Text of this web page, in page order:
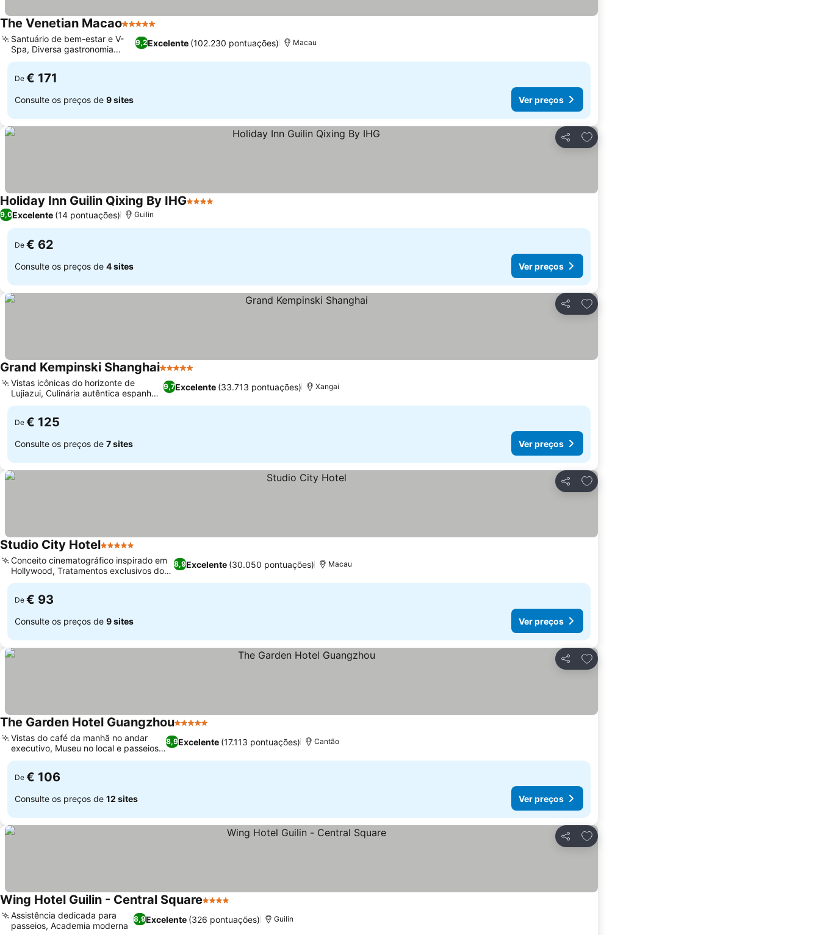
The Venetian Macao5 Estrelas
9,2Excelente (102.230 pontuações)
Santuário de bem-estar e V-
Spa, Diversa gastronomia
global
Macau
De € 171
Consulte os preços de 9 sites Ver preços
Partilhar
Adicionar aos favoritos
Holiday Inn Guilin Qixing By IHG4 Estrelas
9,0Excelente (14 pontuações) Guilin
De € 62
Consulte os preços de 4 sites Ver preços
Partilhar
Adicionar aos favoritos
Grand Kempinski Shanghai5 Estrelas
9,7Excelente (33.713 pontuações)
Vistas icônicas do horizonte de
Lujiazui, Culinária autêntica espanhola
e chinesa
Xangai
De € 125
Consulte os preços de 7 sites Ver preços
Partilhar
Adicionar aos favoritos
Studio City Hotel5 Estrelas
8,9Excelente (30.050 pontuações)
Conceito cinematográfico inspirado em
Hollywood, Tratamentos exclusivos do
AWAY Spa
Macau
De € 93
Consulte os preços de 9 sites Ver preços
Partilhar
Adicionar aos favoritos
The Garden Hotel Guangzhou5 Estrelas
8,9Excelente (17.113 pontuações)
Vistas do café da manhã no andar
executivo, Museu no local e passeios
culturais
Cantão
De € 106
Consulte os preços de 12 sites Ver preços
Partilhar
Adicionar aos favoritos
Wing Hotel Guilin - Central Square4 Estrelas
8,9Excelente (326 pontuações)
Assistência dedicada para
passeios, Academia moderna
Guilin